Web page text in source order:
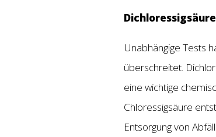
Dichloressigsäure
Unabhängige Tests
überschreitet.
eine wichtige
Chloressigsäure
Entsorgung von